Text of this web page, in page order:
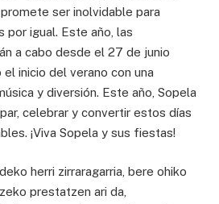
ser inolvidable para
igual. Este año, las
a cabo desde el 27 de junio
inicio del verano con una
y diversión. Este año, Sopela
celebrar y convertir estos días
¡Viva Sopela y sus fiestas!
herri zirraragarria, bere ohiko
prestatzen ari da,